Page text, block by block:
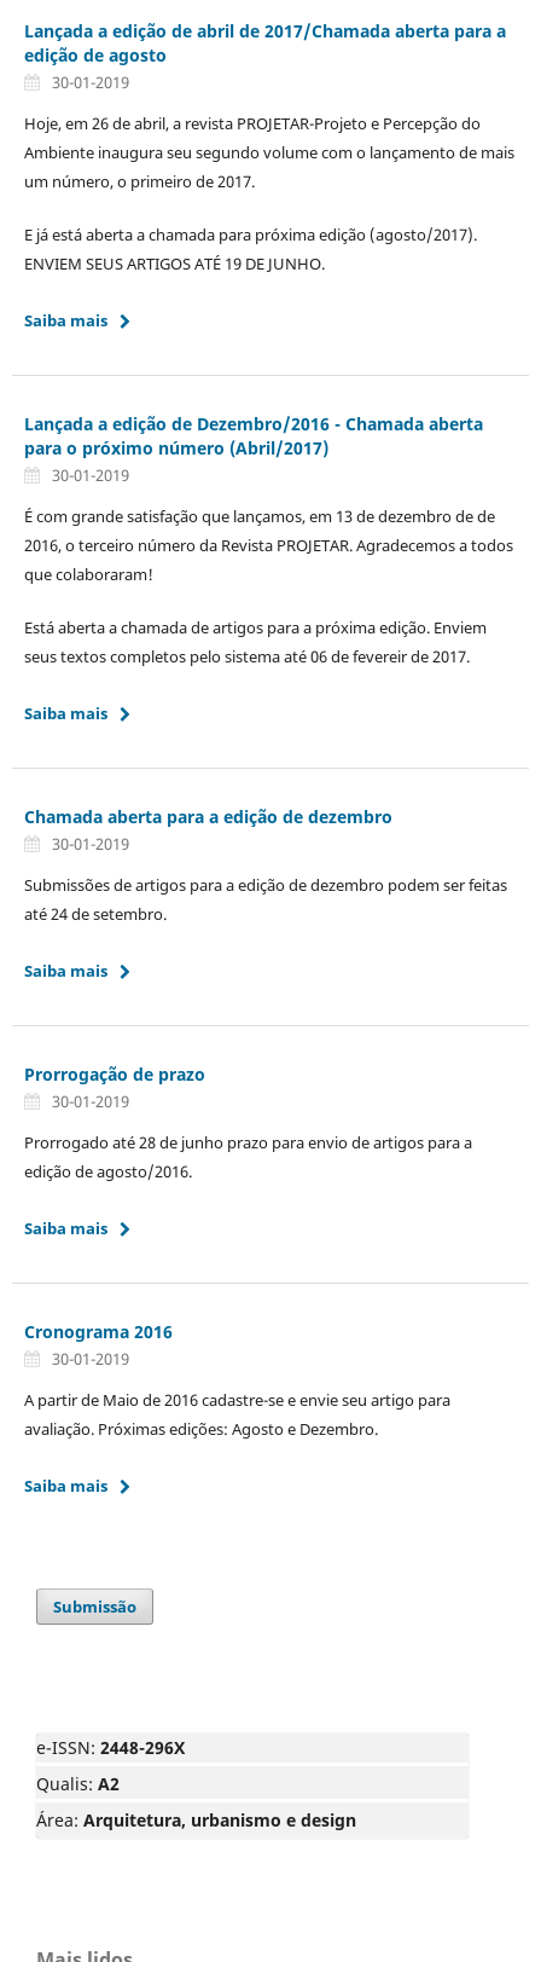
Lançada a edição de abril de 2017/Chamada aberta para a
edição de agosto
30-01-2019
Hoje, em 26 de abril, a revista PROJETAR-Projeto e Percepção do
Ambiente inaugura seu segundo volume com o lançamento de mais
um número, o primeiro de 2017.
E já está aberta a chamada para próxima edição (agosto/2017).
ENVIEM SEUS ARTIGOS ATÉ 19 DE JUNHO.
Saiba mais
Lançada a edição de Dezembro/2016 - Chamada aberta
para o próximo número (Abril/2017)
30-01-2019
É com grande satisfação que lançamos, em 13 de dezembro de de
2016, o terceiro número da Revista PROJETAR. Agradecemos a todos
que colaboraram!
Está aberta a chamada de artigos para a próxima edição. Enviem
seus textos completos pelo sistema até 06 de fevereir de 2017.
Saiba mais
Chamada aberta para a edição de dezembro
30-01-2019
Submissões de artigos para a edição de dezembro podem ser feitas
até 24 de setembro.
Saiba mais
Prorrogação de prazo
30-01-2019
Prorrogado até 28 de junho prazo para envio de artigos para a
edição de agosto/2016.
Saiba mais
Cronograma 2016
30-01-2019
A partir de Maio de 2016 cadastre-se e envie seu artigo para
avaliação. Próximas edições: Agosto e Dezembro.
Saiba mais
Submissão
e-ISSN: 2448-296X
Qualis: A2
Área: Arquitetura, urbanismo e design